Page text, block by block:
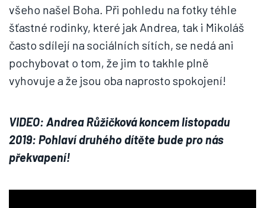
všeho našel Boha. Při pohledu na fotky téhle
šťastné rodinky, které jak Andrea, tak i Mikoláš
často sdílejí na sociálních sítích, se nedá ani
pochybovat o tom, že jim to takhle plně
vyhovuje a že jsou oba naprosto spokojení!
VIDEO: Andrea Růžičková koncem listopadu
2019: Pohlaví druhého dítěte bude pro nás
překvapení!